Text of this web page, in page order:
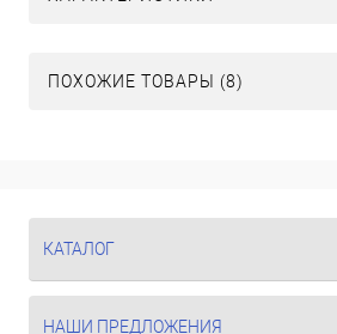
ПОХОЖИЕ ТОВАРЫ (8)
КАТАЛОГ
НАШИ ПРЕДЛОЖЕНИЯ